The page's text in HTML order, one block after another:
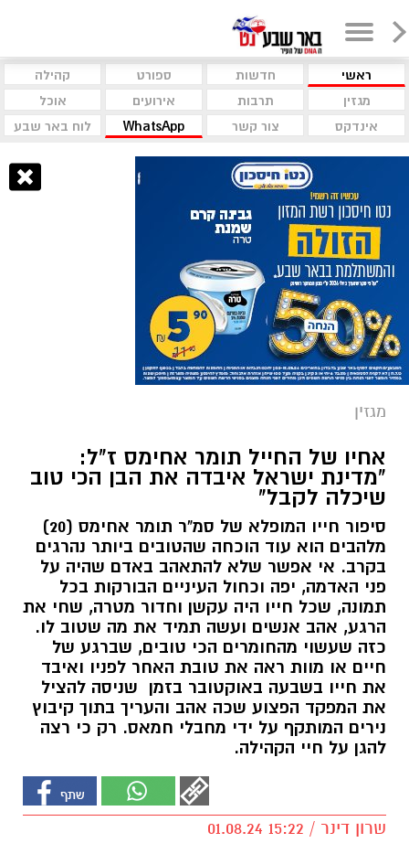
ראשי חדשות ספורט
קהילה
מגזין
תרבות אירועים
אוכל
אינדקס
צור קשר WhatsApp לוח באר שבע
מגזין
אחיו של החייל תומר אחימס ז"ל:
"מדינת ישראל איבדה את הבן הכי טוב
שיכלה לקבל"
סיפור חייו המופלא של סמ"ר תומר אחימס (20)
מלהבים הוא עוד הוכחה שהטובים ביותר נהרגים
בקרב. אי אפשר שלא להתאהב באדם שהיה על
פני האדמה, יפה וכחול העיניים הבורקות בכל
תמונה, שכל חייו היה עקשן וחדור מטרה, שחי את
הרגע, אהב אנשים ועשה תמיד את מה שטוב לו.
כזה שעשוי מהחומרים הכי טובים, שברגע של
חיים או מוות ראה את טובת האחר לפניו ואיבד
את חייו בשבעה באוקטובר בזמן שניסה להציל
את המפקד הפצוע שכה אהב והעריך בתוך קיבוץ
נירים המותקף על ידי מחבלי חמאס. רק כי רצה
להגן על חיי הקהילה.
שרון דינר / 15:22 01.08.24